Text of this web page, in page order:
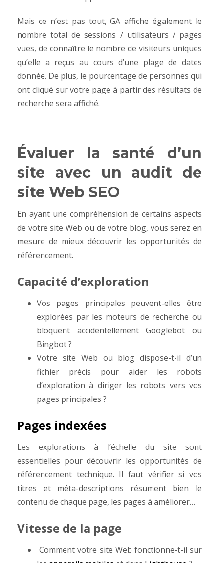
Mais ce n’est pas tout, GA affiche également le
nombre total de sessions / utilisateurs / pages
vues, de connaître le nombre de visiteurs uniques
qu’elle a reçus au cours d’une plage de dates
donnée. De plus, le pourcentage de personnes qui
ont cliqué sur votre page à partir des résultats de
recherche sera affiché.
Évaluer la santé d’un
site avec un audit de
site Web SEO
En ayant une compréhension de certains aspects
de votre site Web ou de votre blog, vous serez en
mesure de mieux découvrir les opportunités de
référencement.
Capacité d’exploration
Vos pages principales peuvent-elles être
explorées par les moteurs de recherche ou
bloquent accidentellement Googlebot ou
Bingbot ?
Votre site Web ou blog dispose-t-il d’un
fichier précis pour aider les robots
d’exploration à diriger les robots vers vos
pages principales ?
Pages indexées
Les explorations à l’échelle du site sont
essentielles pour découvrir les opportunités de
référencement technique. Il faut vérifier si vos
titres et méta-descriptions résument bien le
contenu de chaque page, les pages à améliorer…
Vitesse de la page
Comment votre site Web fonctionne-t-il sur